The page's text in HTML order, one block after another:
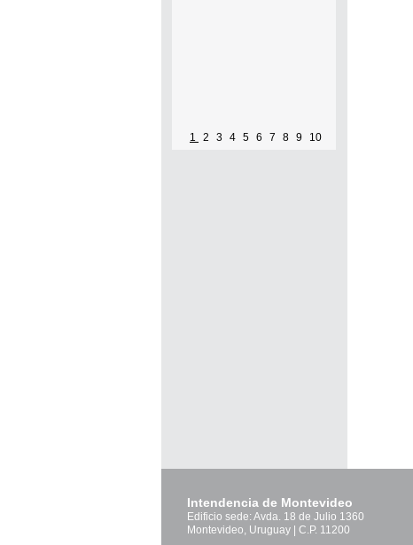
1 2 3 4 5 6 7 8 9 10
Intendencia de Montevideo
Edificio sede: Avda. 18 de Julio 1360
Montevideo, Uruguay | C.P. 11200